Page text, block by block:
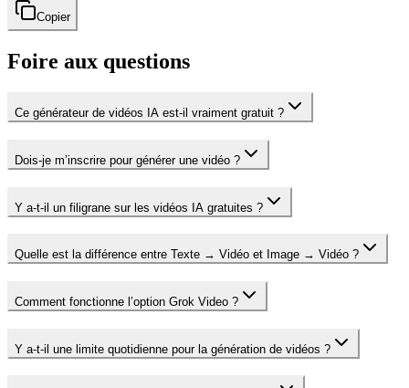
Copier
Foire aux questions
Ce générateur de vidéos IA est-il vraiment gratuit ?
Dois-je m’inscrire pour générer une vidéo ?
Y a-t-il un filigrane sur les vidéos IA gratuites ?
Quelle est la différence entre Texte → Vidéo et Image → Vidéo ?
Comment fonctionne l’option Grok Video ?
Y a-t-il une limite quotidienne pour la génération de vidéos ?